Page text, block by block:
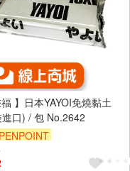
福 】日本YAYOI免燒黏土
口) / 包 No.2642